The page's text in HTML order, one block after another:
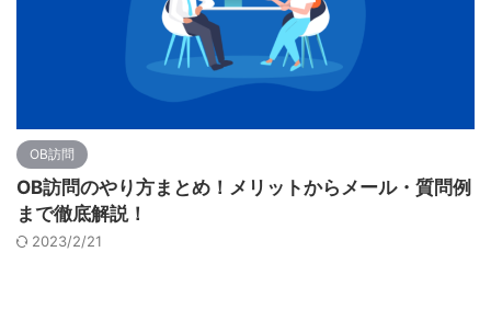
OB訪問
OB訪問のやり方まとめ！メリットからメール・質問例
まで徹底解説！
2023/2/21